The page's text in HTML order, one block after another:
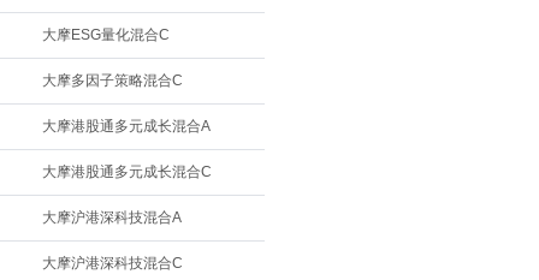
大摩ESG量化混合C
大摩多因子策略混合C
大摩港股通多元成长混合A
大摩港股通多元成长混合C
大摩沪港深科技混合A
大摩沪港深科技混合C